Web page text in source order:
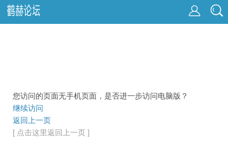
您访问的页面无手机页面，是否进一步访问电脑版？
继续访问
返回上一页
[ 点击这里返回上一页 ]